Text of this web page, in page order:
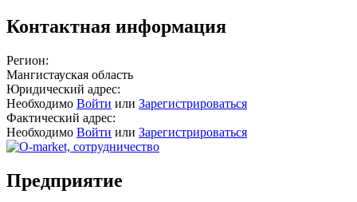
Контактная информация
Регион:
Мангистауская область
Юридический адрес:
Необходимо Войти или Зарегистрироваться
Фактический адрес:
Необходимо Войти или Зарегистрироваться
Предприятие